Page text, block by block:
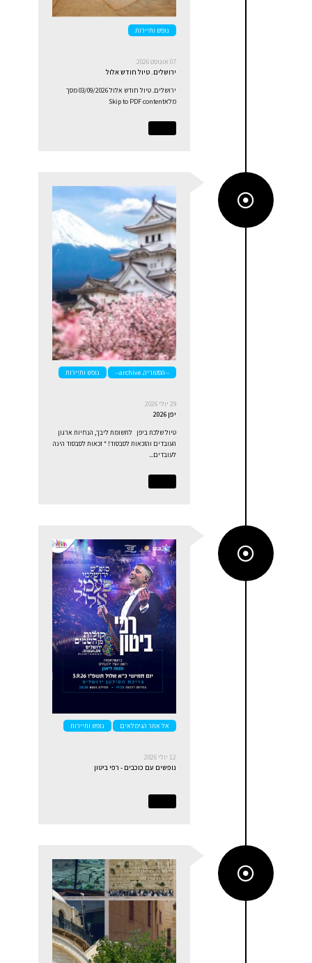
נופש ותיירות
07 אוגוסט 2026
ירושלים. טיול חודש אלול
ירושלים. טיול חודש אלול 03/09/2026 מסך
מלאSkip to PDF content
--הסטוריה. archive-- נופש ותיירות
29 יולי 2026
יפן 2026
טיול שלכת ביפן לתשומת ליבך, הנחיות ארגון
העובדים והזכאות לסבסוד! * זכאות לסבסוד הינה
לעובדים...
אל אתר הגימלאים נופש ותיירות
12 יולי 2026
נופשים עם כוכבים - רפי ביטון